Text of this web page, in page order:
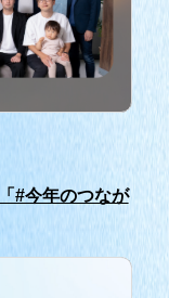
#今年のつなが